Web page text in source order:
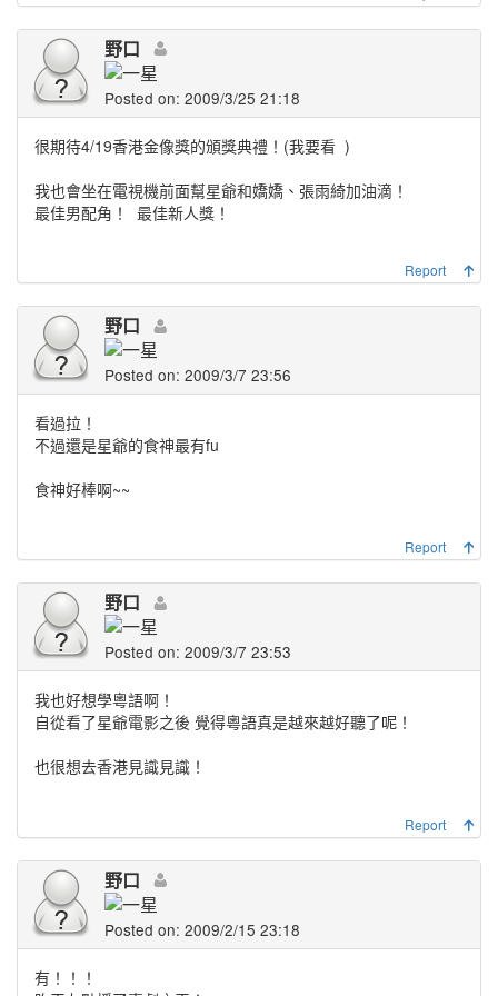
野口
Posted on: 2009/3/25 21:18
很期待4/19香港金像獎的頒獎典禮！(我要看 )
我也會坐在電視機前面幫星爺和嬌嬌、張雨綺加油滴！
最佳男配角！
最佳新人獎！
Report
野口
Posted on: 2009/3/7 23:56
看過拉！
不過還是星爺的食神最有fu
食神好棒啊~~
Report
野口
Posted on: 2009/3/7 23:53
我也好想學粵語啊！
自從看了星爺電影之後 覺得粵語真是越來越好聽了呢！
也很想去香港見識見識！
Report
野口
Posted on: 2009/2/15 23:18
有！！！